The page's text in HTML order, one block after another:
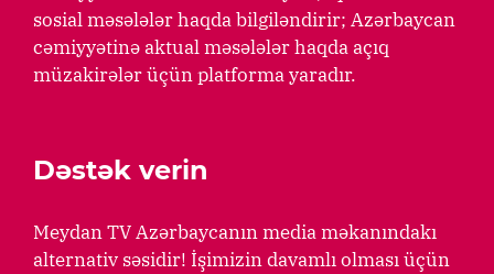
sosial məsələlər haqda bilgiləndirir; Azərbaycan
cəmiyyətinə aktual məsələlər haqda açıq
müzakirələr üçün platforma yaradır.
Dəstək verin
Meydan TV Azərbaycanın media məkanındakı
alternativ səsidir! İşimizin davamlı olması üçün